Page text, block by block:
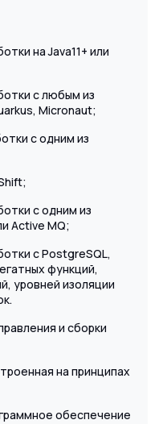
на Java11+ или
с любым из
Micronaut;
с одним из
с одним из
Active MQ;
с PostgreSQL,
функций,
уровней изоляции
и сборки
на принципах
обеспечение